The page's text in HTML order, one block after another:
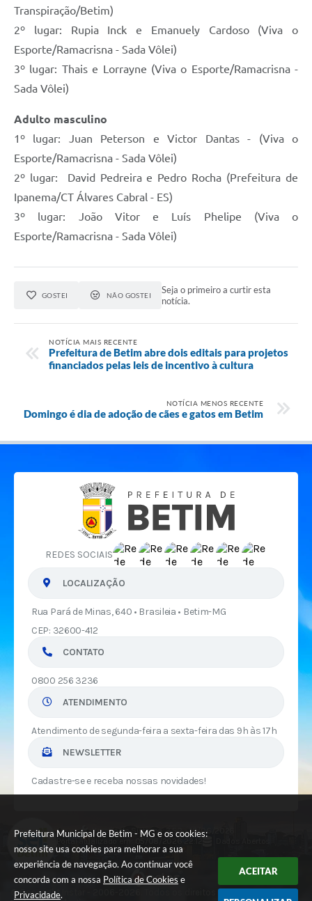
Prefeitura Municipal de Betim - MG e os cookies:
nosso site usa cookies para melhorar a sua
experiência de navegação. Ao continuar você
concorda com a nossa Política de Cookies e
Privacidade.
ACEITAR
Transpiração/Betim)
2º lugar: Rupia Inck e Emanuely Cardoso (Viva o
Esporte/Ramacrisna - Sada Vôlei)
3º lugar: Thais e Lorrayne (Viva o Esporte/Ramacrisna -
Sada Vôlei)
Adulto masculino
1º lugar: Juan Peterson e Victor Dantas - (Viva o
Esporte/Ramacrisna - Sada Vôlei)
2º lugar: David Pedreira e Pedro Rocha (Prefeitura de
Ipanema/CT Álvares Cabral - ES)
3º lugar: João Vitor e Luís Phelipe (Viva o
Esporte/Ramacrisna - Sada Vôlei)
GOSTEI NÃO GOSTEI
Seja o primeiro a curtir esta
notícia.
NOTÍCIA MAIS RECENTE
Prefeitura de Betim abre dois editais para projetos
financiados pelas leis de incentivo à cultura
NOTÍCIA MENOS RECENTE
Domingo é dia de adoção de cães e gatos em Betim
REDES SOCIAIS
LOCALIZAÇÃO
Rua Pará de Minas, 640 • Brasileia • Betim-MG
CEP: 32600-412
CONTATO
0800 256 3236
ATENDIMENTO
Atendimento de segunda-feira a sexta-feira das 9h às 17h
NEWSLETTER
Cadastre-se e receba nossas novidades!
Versão do Sistema:3.5.3 - 19/06/2026
Portal atualizado em:
© Copyright Instar - 2006-2026. Todos os direitos reservados -